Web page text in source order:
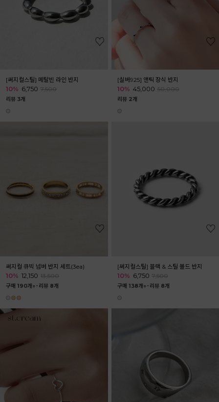
[써지컬스틸] 메탈빈 라인 반지
10% 6,750 7,500
리뷰 3개
[실버925] 앤틱 장식 반지
10% 45,000 50,000
리뷰 2개
써지컬 큐빅 넘버 반지 세트(3ea)
10% 12,150 13,500
구매 190개↑˙ 리뷰 8개
[써지컬스틸] 블랙 & 스틸 볼드 반지
10% 6,750 7,500
구매 138개↑˙ 리뷰 8개